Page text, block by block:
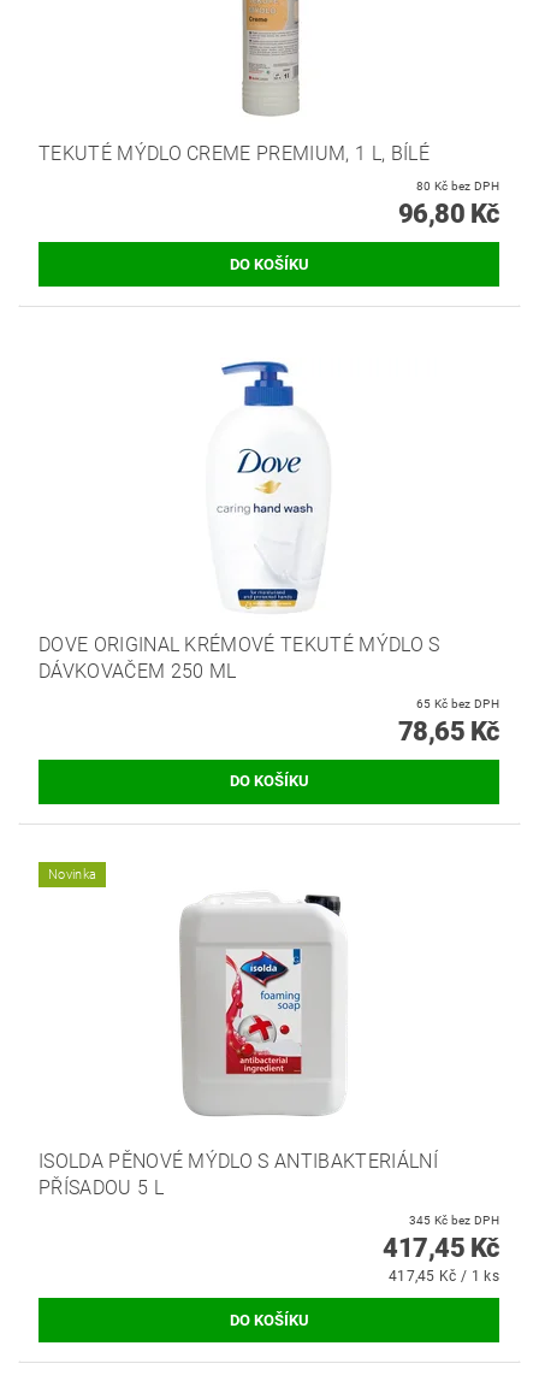
TEKUTÉ MÝDLO CREME PREMIUM, 1 L, BÍLÉ
80 Kč bez DPH
96,80 Kč
DOVE ORIGINAL KRÉMOVÉ TEKUTÉ MÝDLO S
DÁVKOVAČEM 250 ML
65 Kč bez DPH
78,65 Kč
Novinka
ISOLDA PĚNOVÉ MÝDLO S ANTIBAKTERIÁLNÍ
PŘÍSADOU 5 L
345 Kč bez DPH
417,45 Kč
417,45 Kč / 1 ks